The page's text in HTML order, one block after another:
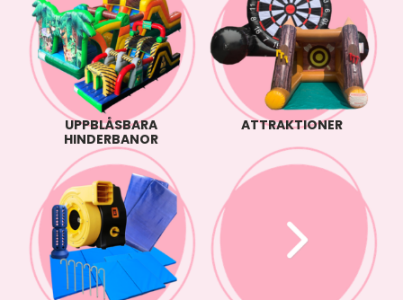
UPPBLÅSBARA
HINDERBANOR
ATTRAKTIONER